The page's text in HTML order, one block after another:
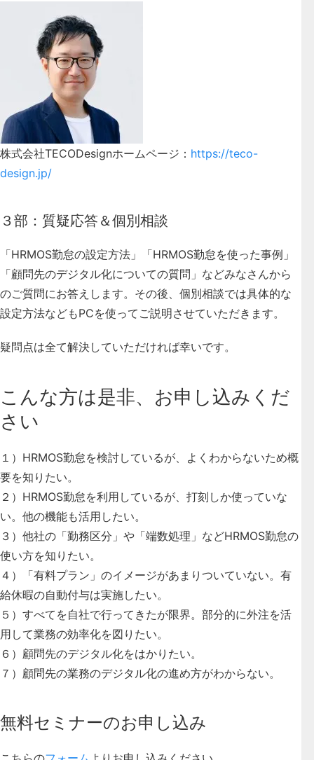
株式会社TECODesignホームページ： https://teco-
design.jp/
３部：質疑応答＆個別相談
「HRMOS勤怠の設定方法」「HRMOS勤怠を使った事例」
「顧問先のデジタル化についての質問」などみなさんから
のご質問にお答えします。その後、個別相談では具体的な
設定方法などもPCを使ってご説明させていただきます。
疑問点は全て解決していただければ幸いです。
こんな方は是非、お申し込みくだ
さい
１）HRMOS勤怠を検討しているが、よくわからないため概
要を知りたい。
２）HRMOS勤怠を利用しているが、打刻しか使っていな
い。他の機能も活用したい。
３）他社の「勤務区分」や「端数処理」などHRMOS勤怠の
使い方を知りたい。
４）「有料プラン」のイメージがあまりついていない。有
給休暇の自動付与は実施したい。
５）すべてを自社で行ってきたが限界。部分的に外注を活
用して業務の効率化を図りたい。
６）顧問先のデジタル化をはかりたい。
７）顧問先の業務のデジタル化の進め方がわからない。
無料セミナーのお申し込み